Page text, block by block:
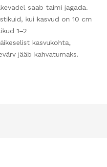
saab taimi jagada.
kui kasvud on 10 cm
1–2
kasvukohta,
jääb kahvatumaks.